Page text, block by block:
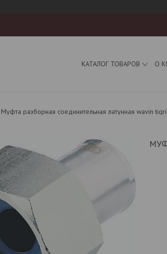
КАТАЛОГ ТОВАРОВ О
Муфта разборная соединительная латунная wavin